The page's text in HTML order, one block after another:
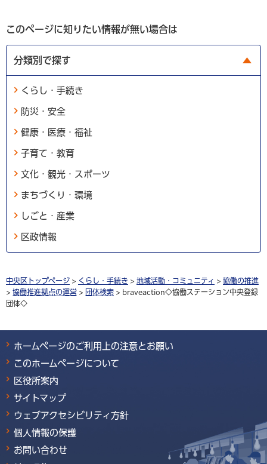
このページに知りたい情報が無い場合は
分類別で探す
くらし・手続き
防災・安全
健康・医療・福祉
子育て・教育
文化・観光・スポーツ
まちづくり・環境
しごと・産業
区政情報
中央区トップページ > くらし・手続き > 地域活動・コミュニティ > 協働の推進
> 協働推進拠点の運営 > 団体検索 > braveaction◇協働ステーション中央登録
団体◇
ホームページのご利用上の注意とお願い
このホームページについて
区役所案内
サイトマップ
ウェブアクセシビリティ方針
個人情報の保護
お問い合わせ